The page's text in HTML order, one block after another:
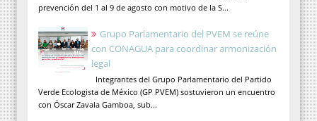
prevención del 1 al 9 de agosto con motivo de la S...
Grupo Parlamentario del PVEM se reúne
con CONAGUA para coordinar armonización
legal
Integrantes del Grupo Parlamentario del Partido
Verde Ecologista de México (GP PVEM) sostuvieron un encuentro
con Óscar Zavala Gamboa, sub...